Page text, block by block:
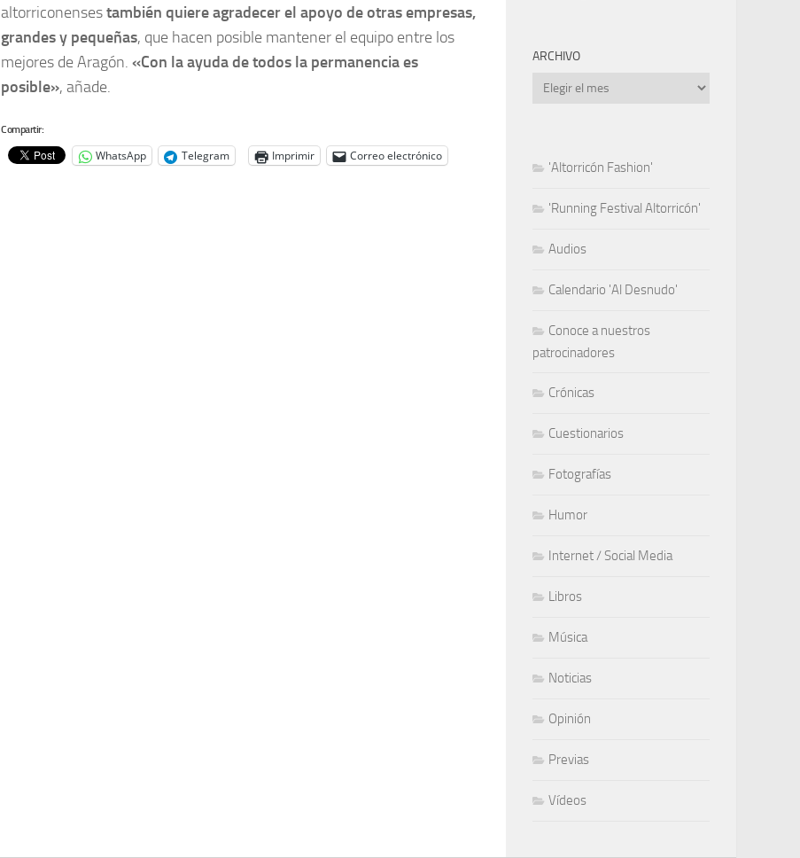
altorriconensestambién quiere agradecer el apoyo de otras empresas,
grandes y pequeñas, que hacen posible mantener el equipo entre los
mejores de Aragón. «Con la ayuda de todos la permanencia es
posible», añade.
Compartir:
WhatsApp Telegram Imprimir Correo electrónico
ARCHIVO
Archivo
'Altorricón Fashion'
'Running Festival Altorricón'
Audios
Calendario 'Al Desnudo'
Conoce a nuestros
patrocinadores
Crónicas
Cuestionarios
Fotografías
Humor
Internet / Social Media
Libros
Música
Noticias
Opinión
Previas
Vídeos